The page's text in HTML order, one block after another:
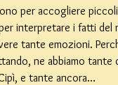
per accogliere
interpretare i fatti del
tante emozioni.
ne abbiamo
e tante ancora…